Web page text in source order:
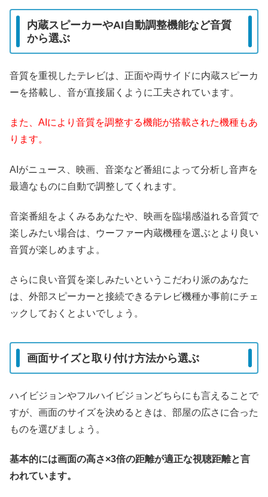
内蔵スピーカーやAI自動調整機能など音質
から選ぶ
音質を重視したテレビは、正面や両サイドに内蔵スピーカ
ーを搭載し、音が直接届くように工夫されています。
また、AIにより音質を調整する機能が搭載された機種もあ
ります。
AIがニュース、映画、音楽など番組によって分析し音声を
最適なものに自動で調整してくれます。
音楽番組をよくみるあなたや、映画を臨場感溢れる音質で
楽しみたい場合は、ウーファー内蔵機種を選ぶとより良い
音質が楽しめますよ。
さらに良い音質を楽しみたいというこだわり派のあなた
は、外部スピーカーと接続できるテレビ機種か事前にチェ
ックしておくとよいでしょう。
画面サイズと取り付け方法から選ぶ
ハイビジョンやフルハイビジョンどちらにも言えることで
すが、画面のサイズを決めるときは、部屋の広さに合った
ものを選びましょう。
基本的には画面の高さ×3倍の距離が適正な視聴距離と言
われています。